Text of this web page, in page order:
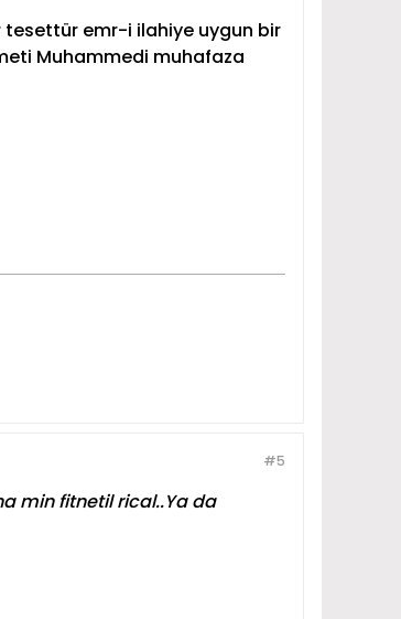
tesettür emr-i ilahiye uygun bir
Muhammedi muhafaza
#5
min fitnetil rical..Ya da